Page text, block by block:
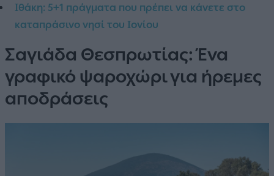
Ιθάκη: 5+1 πράγματα που πρέπει να κάνετε στο
καταπράσινο νησί του Ιονίου
Σαγιάδα Θεσπρωτίας: Ένα
γραφικό ψαροχώρι για ήρεμες
αποδράσεις